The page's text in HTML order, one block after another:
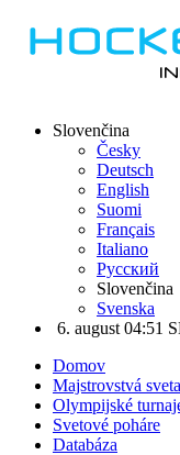
Slovenčina
Česky
Deutsch
English
Suomi
Français
Italiano
Русский
Slovenčina
Svenska
6. august 04:51
Domov
Majstrovstvá sveta
Olympijské
Svetové poháre
Databáza